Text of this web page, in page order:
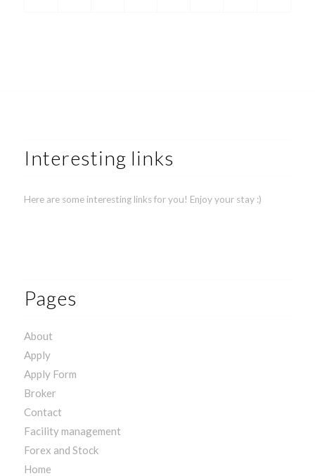
Interesting links
Here are some interesting links for you! Enjoy your stay :)
Pages
About
Apply
Apply Form
Broker
Contact
Facility management
Forex and Stock
Home